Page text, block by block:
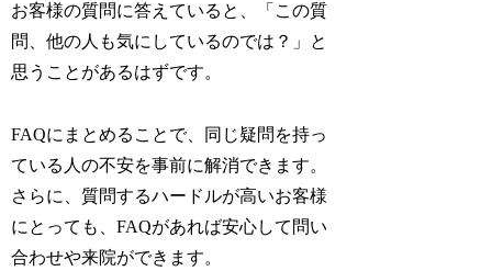
お客様の質問に答えていると、「この質
問、他の人も気にしているのでは？」と
思うことがあるはずです。
FAQにまとめることで、同じ疑問を持っ
ている人の不安を事前に解消できます。
さらに、質問するハードルが高いお客様
にとっても、FAQがあれば安心して問い
合わせや来院ができます。